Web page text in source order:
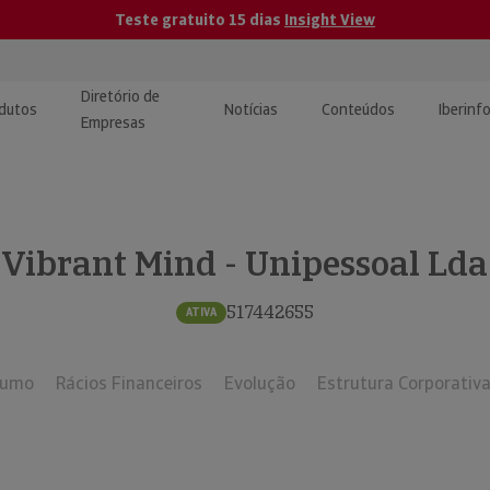
Teste gratuito 15 dias Insight View
e Monitorização de
Diretório de
Empresas
Notícias Conteúdos
| Estudos e
Vibrant Mind - Unipessoal Lda
ATIVA 517442655
Rácios Financeiros Evolução Estrutura Corporativa